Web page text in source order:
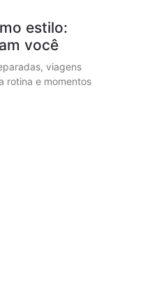
estilo:
você
viagens
rotina e momentos